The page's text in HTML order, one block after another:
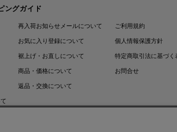
ングガイド
再入荷お知らせメールについて
お気に入り登録について
裾上げ・お直しについて
商品・価格について
返品・交換について
ご利用規約
個人情報保護方針
特定商取引法に基づく
お問合せ